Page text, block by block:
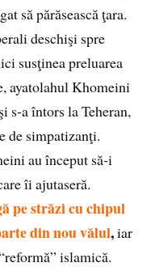
să părăsească ţara.
deschişi spre
susţinea preluarea
ayatolahul Khomeini
s‑a întors la Teheran,
de simpatizanţi.
au început să‑i
îi ajutaseră.
pe străzi cu chipul
din nou vălul,iar
islamică.